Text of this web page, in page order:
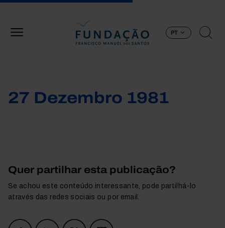
PT
27 Dezembro 1981
Quer partilhar esta publicação?
Se achou este conteúdo interessante, pode partilhá-lo
através das redes sociais ou por email.